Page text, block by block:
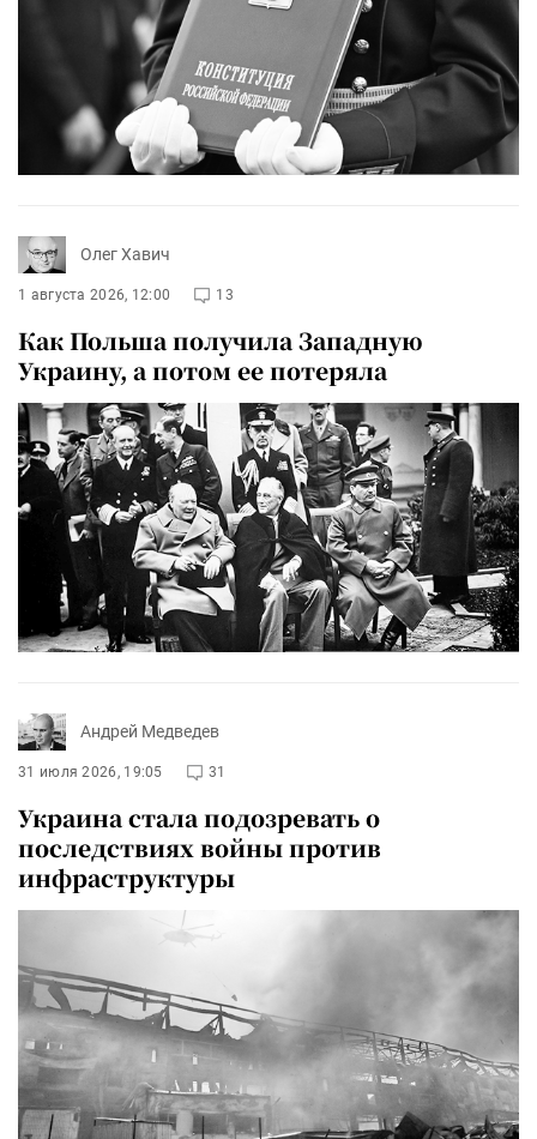
Олег Хавич
1 августа 2026, 12:00 13
Как Польша получила Западную
Украину, а потом ее потеряла
Андрей Медведев
31 июля 2026, 19:05 31
Украина стала подозревать о
последствиях войны против
инфраструктуры